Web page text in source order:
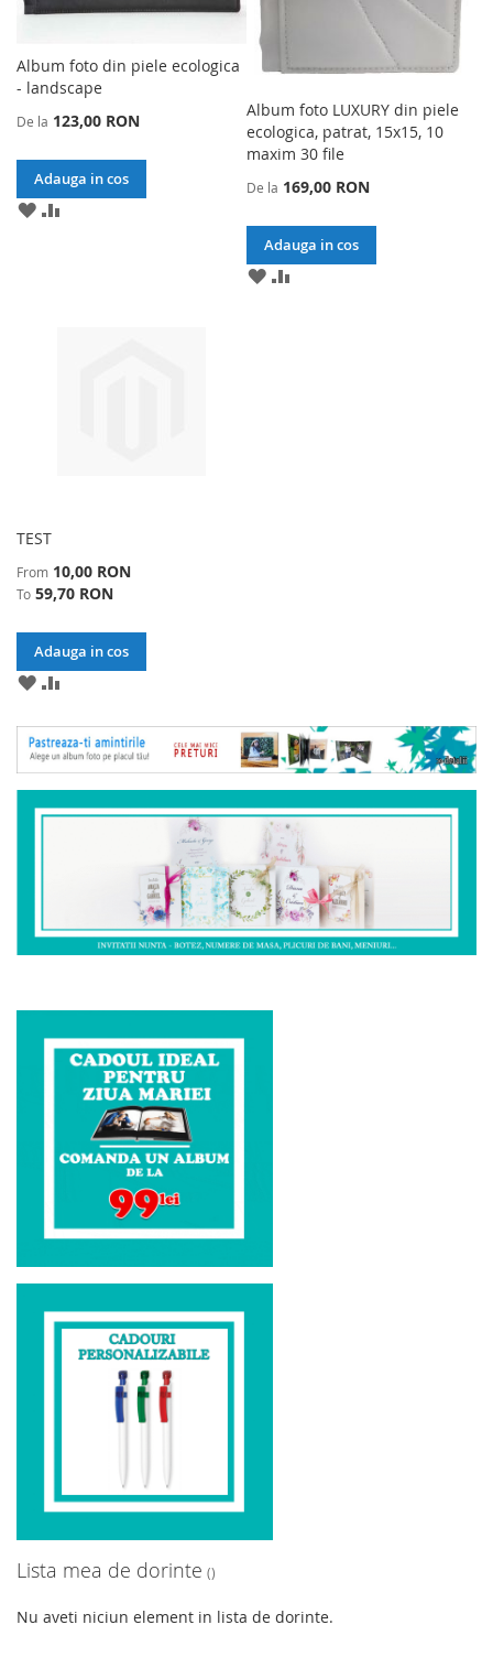
Album foto din piele ecologica
- landscape
De la 123,00 RON
Adauga in cos
ADAUGA
Album foto LUXURY din piele
ecologica, patrat, 15x15, 10
maxim 30 file
De la 169,00 RON
Adauga in cos
ADAUGA
TEST
From 10,00 RON
To 59,70 RON
Adauga in cos
ADAUGA
LISTA
DE
DORINTE
A
COMPARA
Lista mea de dorinte
Nu aveti niciun element in lista de dorinte.